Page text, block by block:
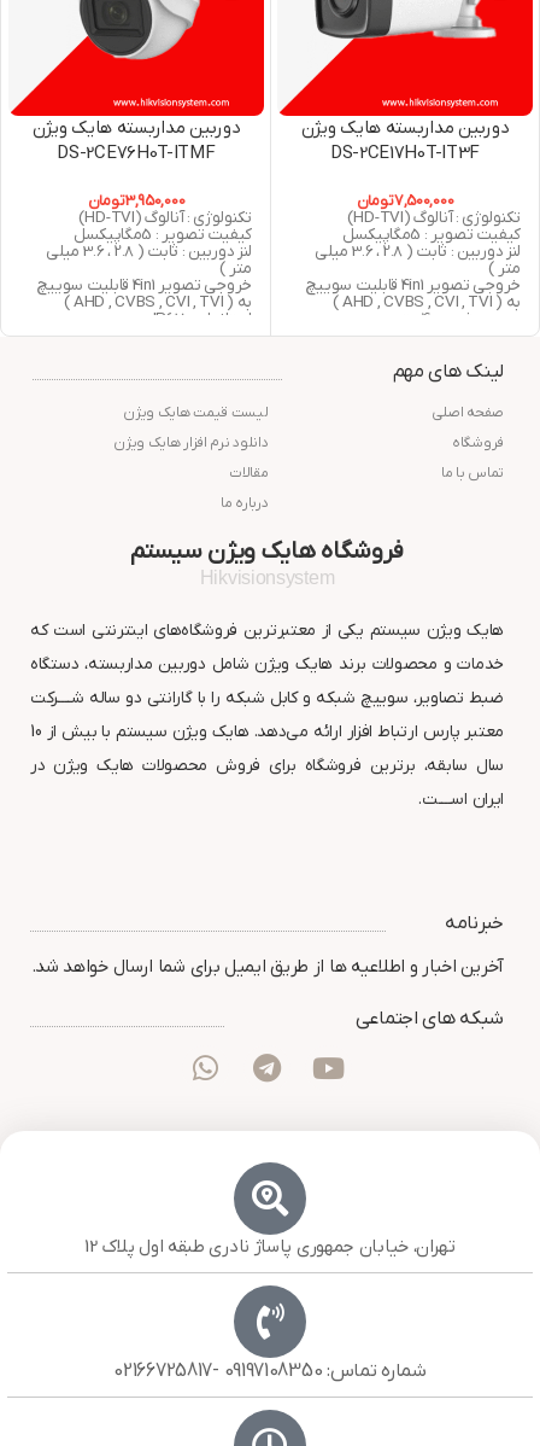
دوربین مداربسته هایک ویژن
DS-2CE17H0T-IT3F
7,500,000تومان
تکنولوژی : آنالوگ (HD-TVI)
کیفیت تصویر : 5مگاپیکسل
لنز دوربین : ثابت ( 2.8 ، 3.6 میلی
متر )
خروجی تصویر 4in1 قابلیت سوییچ
به ( AHD , CVBS , CVI , TVI )
دید در شب : 40 متر مربع
استاندارد : IP67
افزار
دوربین مداربسته هایک ویژن
DS-2CE76H0T-ITMF
3,950,000تومان
تکنولوژی : آنالوگ (HD-TVI)
کیفیت تصویر : 5مگاپیکسل
لنز دوربین : ثابت ( 2.8 ، 3.6 میلی
متر )
خروجی تصویر 4in1 قابلیت سوییچ
به ( AHD , CVBS , CVI , TVI )
استاندارد : IP67
دید در شب : 30 متر مربع
لینک های مهم
صفحه اصلی
فروشگاه
تماس با ما
لیست قیمت هایک ویژن
دانلود نرم افزار هایک ویژن
مقالات
درباره ما
فروشگاه هایک ویژن سیستم
Hikvisionsystem
هایک ویژن سیستم یکی از معتبرترین فروشگاه‌های اینترنتی است که
خدمات و محصولات برند هایک ویژن شامل دوربین مداربسته، دستگاه
ضبط تصاویر، سوییچ شبکه و کابل شبکه را با گارانتی دو ساله شــــرکت
معتبر پارس ارتباط افزار ارائه می‌دهد. هایک ویژن سیستم با بیش از 10
سال سابقه، برترین فروشگاه برای فروش محصولات هایک ویژن در
ایران اســــت.
خبرنامه
آخرین اخبار و اطلاعیه ها از طریق ایمیل برای شما ارسال خواهد شد.
شبکه های اجتماعی
تهران، خیابان جمهوری پاساژ نادری طبقه اول پلاک 12
شماره تماس: 09197108350 -02166725817